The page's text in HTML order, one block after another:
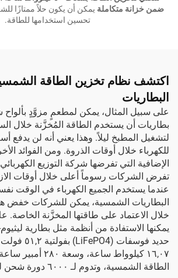
ضمن خزانة متكاملة يمكن أن يكون حلاً ممتازًا
تحسين استخدامها للطاقة.
اكتشف نظام تخزين الطاقة
البطاريات
على سبيل المثال، يمكن لمطعمٍ مزوَّدٍ
بطاريات أن يستخدم الطاقة المُخزَّنة خلال
لتشغيل المطبخ ليلاً. وهذا يعني أنه لن يدفع
للكهرباء خلال أوقات الذروة. ومن الفوائد
الإضافية التي تفرضها شركة التوزيع
تفرض الشركات رسوماً أعلى خلال أوقات
عندما يستخدم الجميع الكهرباء في الوقت
البطاريات الشمسية، يمكن للشركات خفض
خلال الاعتماد على طاقتها المخزَّنة الخاصة.
يمكنها الاستفادة من أنظمة مثل بطارية
١٦,٠٧ كيلوواط
الطاقة الشمسية، وتدوم لـ ٦٠٠٠ دورة شحن